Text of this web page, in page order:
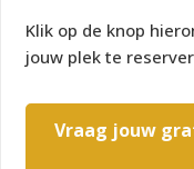
Klik op de knop
jouw plek te
Vraag jouw